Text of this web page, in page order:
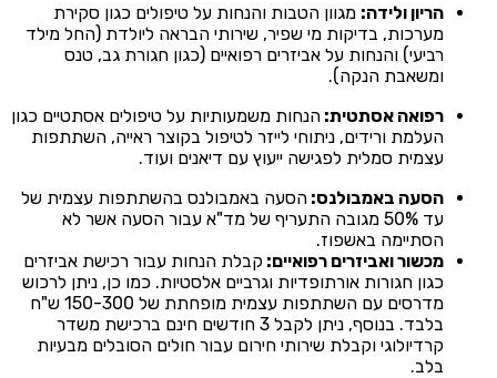
הריון ולידה: מגוון הטבות והנחות על טיפולים כגון סקירת
מערכות, בדיקות מי שפיר, שירותי הבראה ליולדת (החל מילד
רביעי) והנחות על אביזרים רפואיים (כגון חגורת גב, טנס
ומשאבת הנקה).
רפואה אסתטית: הנחות משמעותיות על טיפולים אסתטיים כגון
העלמת ורידים, ניתוחי לייזר לטיפול בקוצר ראייה, השתתפות
עצמית סמלית לפגישה ייעוץ עם דיאנים ועוד.
הסעה באמבולנס: הסעה באמבולנס בהשתתפות עצמית של
עד 50% מגובה התעריף של מד"א עבור הסעה אשר לא
הסתיימה באשפוז.
מכשור ואביזרים רפואיים: קבלת הנחות עבור רכישת אביזרים
כגון חגורות אורתופדיות וגרביים אלסטיות. כמו כן, ניתן לרכוש
מדרסים עם השתתפות עצמית מופחתת של 150-300 ש"ח
בלבד. בנוסף, ניתן לקבל 3 חודשים חינם ברכישת משדר
קרדיולוגי וקבלת שירותי חירום עבור חולים הסובלים מבעיות
בלב.